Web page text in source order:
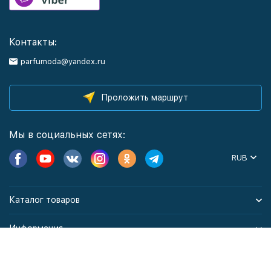
Контакты:
parfumoda@yandex.ru
Проложить маршрут
Мы в социальных сетях:
RUB
Каталог товаров
Информация